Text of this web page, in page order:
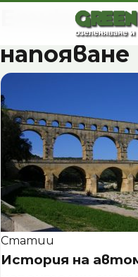
Етикет:
напояване
Статии
История на